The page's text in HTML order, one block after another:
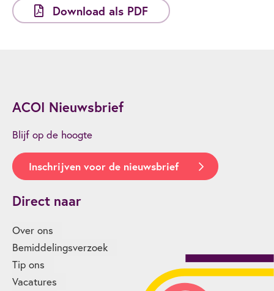
Download als PDF
ACOI Nieuwsbrief
Blijf op de hoogte
Inschrijven voor de nieuwsbrief
Direct naar
Over ons
Bemiddelingsverzoek
Tip ons
Vacatures